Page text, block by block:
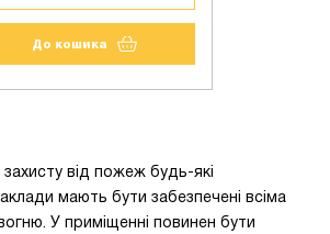
До кошика
від пожеж будь-які
мають бути забезпечені всіма
У приміщенні повинен бути